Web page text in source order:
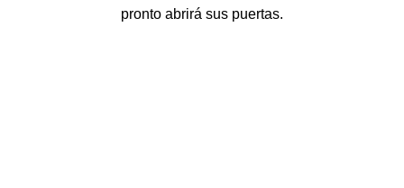
pronto abrirá sus puertas.